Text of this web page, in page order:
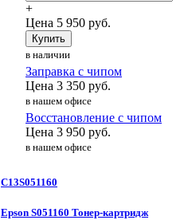
+
Цена 5 950 руб.
Купить
в наличии
Заправка с чипом
Цена 3 350 руб.
в нашем офисе
Восстановление с чипом
Цена 3 950 руб.
в нашем офисе
C13S051160
Epson S051160 Тонер-картридж